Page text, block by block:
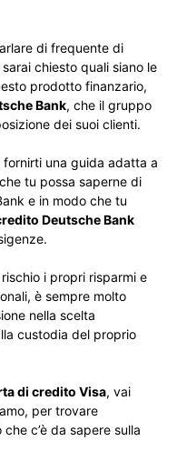
di frequente di
chiesto quali siano le
prodotto finanzario,
Bank, che il gruppo
dei suoi clienti.
una guida adatta a
tu possa saperne di
e in modo che tu
Deutsche Bank
i propri risparmi e
è sempre molto
nella scelta
custodia del proprio
di credito Visa, vai
per trovare
c’è da sapere sulla